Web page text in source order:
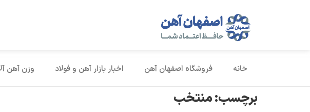
خانه فروشگاه اصفهان آهن اخبار بازار آهن و فولاد وزن آهن
برچسب:منتخب